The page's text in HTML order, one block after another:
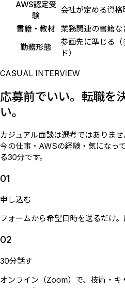
AWS認定受
験
会社が定める資
書籍・教材 業務関連の書籍な
勤務形態
参画先に準じる
ド）
CASUAL INTERVIEW
応募前でいい。転職を
い。
カジュアル面談は選考ではありませ
今の仕事・AWSの経験・気になっ
る30分です。
01
申し込む
フォームから希望日時を送るだけ。
02
30分話す
オンライン（Zoom）で、技術・